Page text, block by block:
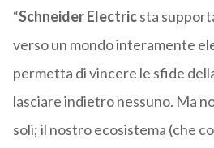
“Schneider Electricsta
verso un mondo interamente
permetta di vincere le sfide
lasciare indietro nessuno. Ma
soli; il nostro ecosistema (che